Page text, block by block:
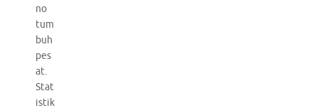
no
tum
buh
pes
at.
Stat
istik